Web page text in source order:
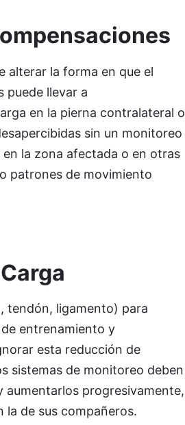
alterar la forma en que el
puede llevar a
en la pierna contralateral o
sin un monitoreo
la zona afectada o en otras
patrones de movimiento
tendón, ligamento) para
entrenamiento y
esta reducción de
sistemas de monitoreo deben
aumentarlos progresivamente,
de sus compañeros.